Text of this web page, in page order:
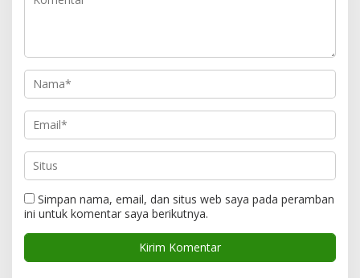
Simpan nama, email, dan situs web saya pada peramban
ini untuk komentar saya berikutnya.